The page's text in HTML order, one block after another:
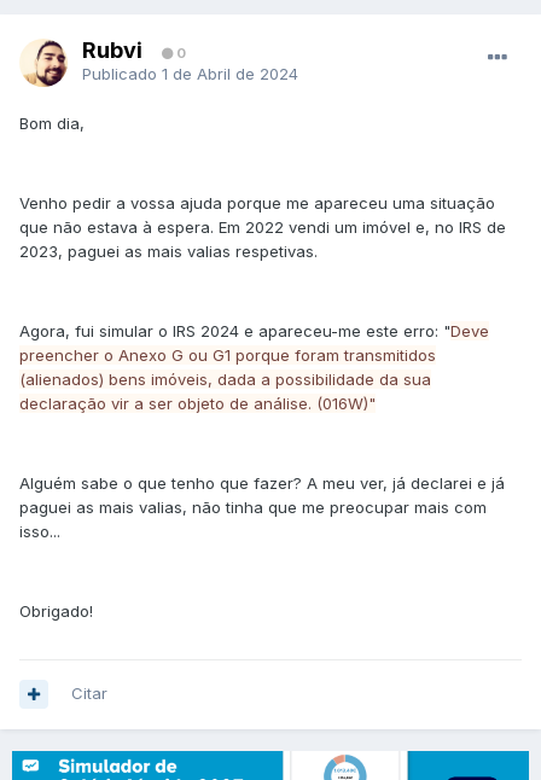
Rubvi 0
Publicado 1 de Abril de 2024
Bom dia,
Venho pedir a vossa ajuda porque me apareceu uma situação
que não estava à espera. Em 2022 vendi um imóvel e, no IRS de
2023, paguei as mais valias respetivas.
Agora, fui simular o IRS 2024 e apareceu-me este erro: "Deve
preencher o Anexo G ou G1 porque foram transmitidos
(alienados) bens imóveis, dada a possibilidade da sua
declaração vir a ser objeto de análise. (016W)"
Alguém sabe o que tenho que fazer? A meu ver, já declarei e já
paguei as mais valias, não tinha que me preocupar mais com
isso...
Obrigado!
Citar